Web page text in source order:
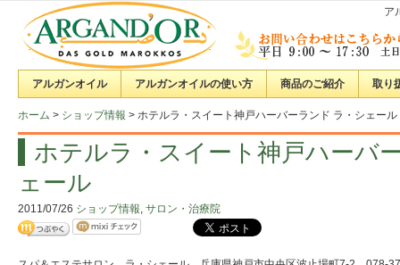
ア
アルガンオイル アルガンオイルの使い方 商品のご紹介 取り
ホーム > ショップ情報 > ホテルラ・スイート神戸ハーバーランド ラ・シェール
ホテルラ・スイート神戸ハーバ
ェール
2011/07/26 ショップ情報, サロン・治療院